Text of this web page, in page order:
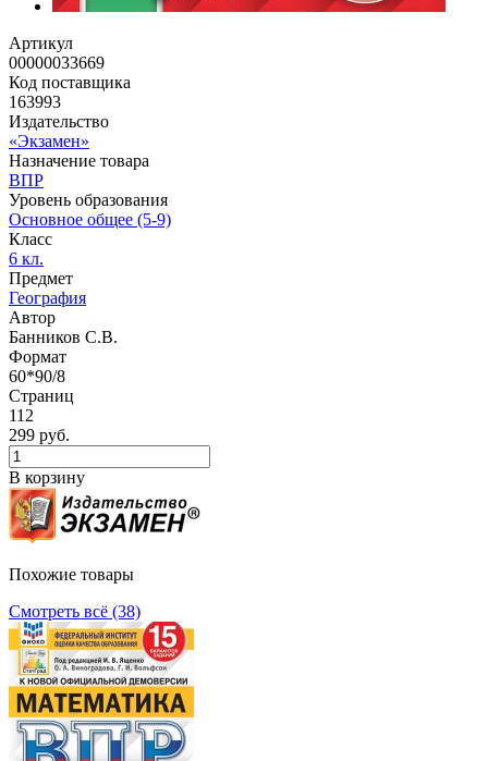
Артикул
00000033669
Код поставщика
163993
Издательство
«Экзамен»
Назначение товара
ВПР
Уровень образования
Основное общее (5-9)
Класс
6 кл.
Предмет
География
Автор
Банников С.В.
Формат
60*90/8
Страниц
112
299 руб.
В корзину
Похожие товары
Смотреть всё (38)